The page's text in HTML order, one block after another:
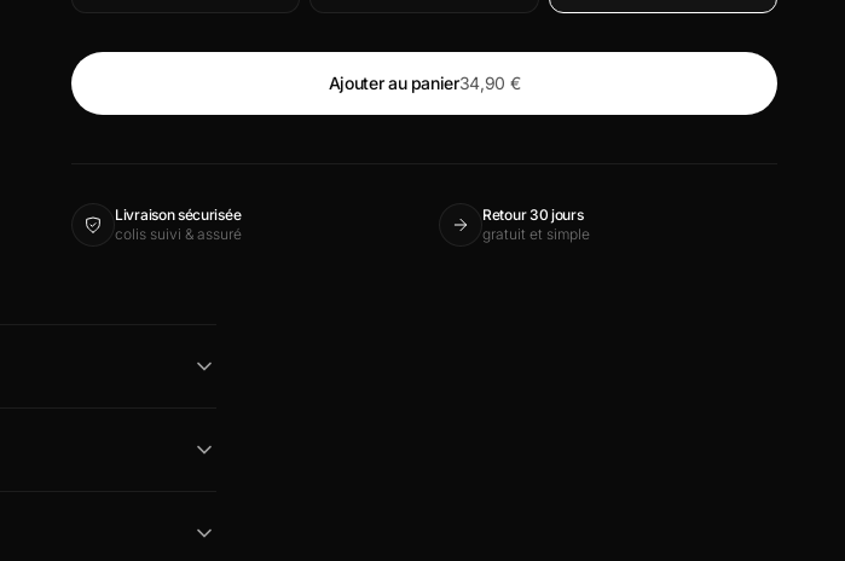
Ajouter au panier34,90 €
Livraison sécurisée
colis suivi & assuré
Retour 30 jours
gratuit et simple